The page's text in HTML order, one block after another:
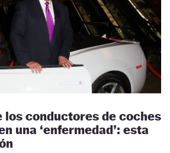
los conductores de coches
una ‘enfermedad’: esta